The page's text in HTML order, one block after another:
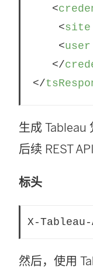
<
<site
<user
</
</
生成 Tableau
后续 REST
标头
X-Tableau-
然后，使用